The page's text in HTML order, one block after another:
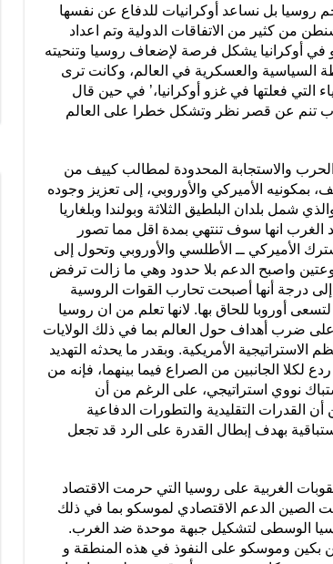
روسيا بل نساعد أوكرانيات للدفاع عن نفسها
من كثير من الاتفاقات الدولية وتم اعداد
أوكرانيا يشكل فرصة لإضعاف روسيا وتنحيته
والعسكرية في العالم، وكانت ترى
التي فعلتها في غزو أوكرانيا،’ في حين قال
تنم عن قصر نظر وتشكل خطرا على العالم
الحرب والاستجابة المحدودة لمطالب كييف من
بمكونيه الأميركي والأوروبي، إلى تعزيز وجوده
بلدان البلطيق الثلاثة وبولندا وبلغاريا
الغرب انها سوف تنتهي بمدة اقل مما تصور
الأميركي ــ الأطلسي والأوروبي وتحول إلى
واصبح الدعم بلا حدود وهي ما زالت ترفض
درجة أنها أصبحت تحارب القوات الروسية
أوروبا للحاق بها. لانها تعلم من ان روسيا
ضرب أهداف حول العالم بما في ذلك الولايات
الأمريكية. وبقدر ما يحدثه التهديد
لكلا الجانبين من الصراع فيما بينهما، فإنه من
نووي استراتيجي، على الرغم من أن
القدرات التقليدية والتطورات الدفاعية
بهدف إبطال القدرة على الرد قد تجعل
الغربية على روسيا التي حرمت الاقتصاد
الصين الدعم الاقتصادي لموسكو بما في ذلك
الوسطى لتشكيل جبهة موحدة ضد الغرب.
بكين وموسكو على النفوذ في هذه المنطقة و